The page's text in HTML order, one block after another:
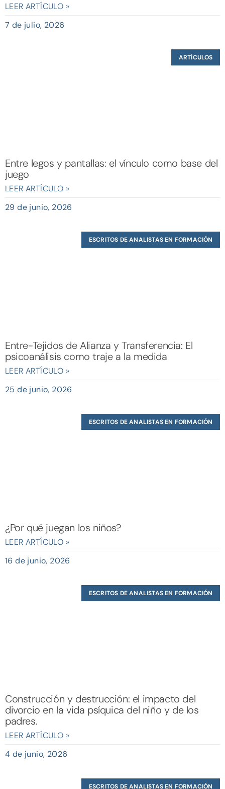
LEER ARTÍCULO »
7 de julio, 2026
ARTÍCULOS
Entre legos y pantallas: el vínculo como base del
juego
LEER ARTÍCULO »
29 de junio, 2026
ESCRITOS DE ANALISTAS EN FORMACIÓN
Entre-Tejidos de Alianza y Transferencia: El
psicoanálisis como traje a la medida
LEER ARTÍCULO »
25 de junio, 2026
ESCRITOS DE ANALISTAS EN FORMACIÓN
¿Por qué juegan los niños?
LEER ARTÍCULO »
16 de junio, 2026
ESCRITOS DE ANALISTAS EN FORMACIÓN
Construcción y destrucción: el impacto del
divorcio en la vida psíquica del niño y de los
padres.
LEER ARTÍCULO »
4 de junio, 2026
ESCRITOS DE ANALISTAS EN FORMACIÓN